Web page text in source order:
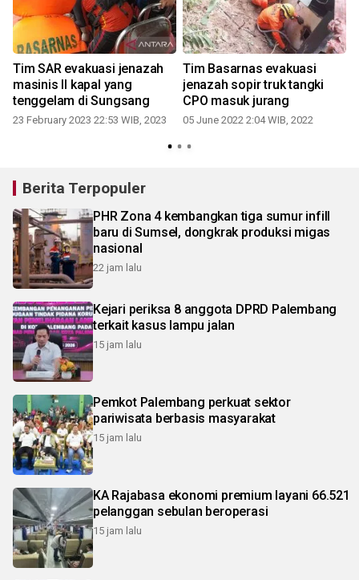
Tim SAR evakuasi jenazah
masinis II kapal yang
tenggelam di Sungsang
23 February 2023 22:53 WIB, 2023
Tim Basarnas evakuasi
jenazah sopir truk tangki
CPO masuk jurang
05 June 2022 2:04 WIB, 2022
Berita Terpopuler
PHR Zona 4 kembangkan tiga sumur infill
baru di Sumsel, dongkrak produksi migas
nasional
22 jam lalu
Kejari periksa 8 anggota DPRD Palembang
terkait kasus lampu jalan
15 jam lalu
Pemkot Palembang perkuat sektor
pariwisata berbasis masyarakat
15 jam lalu
KA Rajabasa ekonomi premium layani 66.521
pelanggan sebulan beroperasi
15 jam lalu